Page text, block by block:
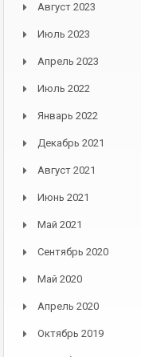
Август 2023
Июль 2023
Апрель 2023
Июль 2022
Январь 2022
Декабрь 2021
Август 2021
Июнь 2021
Май 2021
Сентябрь 2020
Май 2020
Апрель 2020
Октябрь 2019